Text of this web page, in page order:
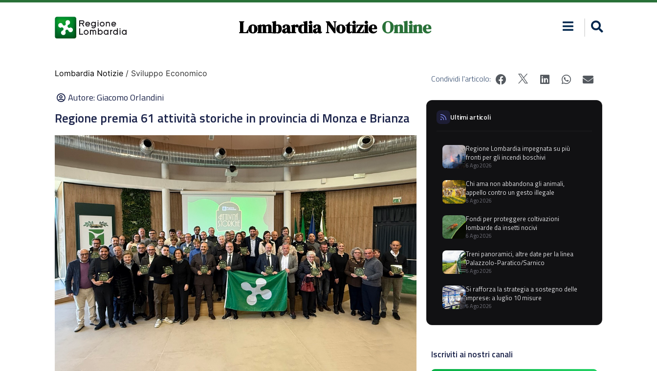
Lombardia Notizie Online
Lombardia Notizie / Sviluppo Economico
Autore:Giacomo Orlandini
Regione premia 61 attività storiche in provincia di Monza e Brianza
Condividi l'articolo:
Ultimi articoli
Regione Lombardia impegnata su più
fronti per gli incendi boschivi
6 Ago 2026
Chi ama non abbandona gli animali,
appello contro un gesto illegale
6 Ago 2026
Fondi per proteggere coltivazioni
lombarde da insetti nocivi
6 Ago 2026
Treni panoramici, altre date per la linea
Palazzolo-Paratico/Sarnico
6 Ago 2026
Si rafforza la strategia a sostegno delle
imprese: a luglio 10 misure
6 Ago 2026
Iscriviti ai nostri canali